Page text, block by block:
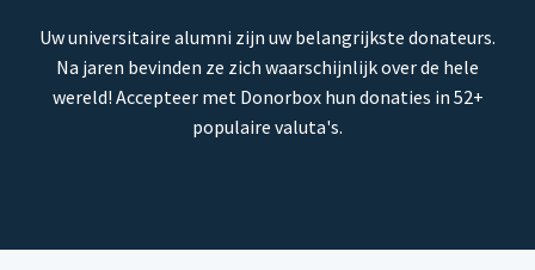
Uw universitaire alumni zijn uw belangrijkste donateurs.
Na jaren bevinden ze zich waarschijnlijk over de hele
wereld! Accepteer met Donorbox hun donaties in 52+
populaire valuta's.